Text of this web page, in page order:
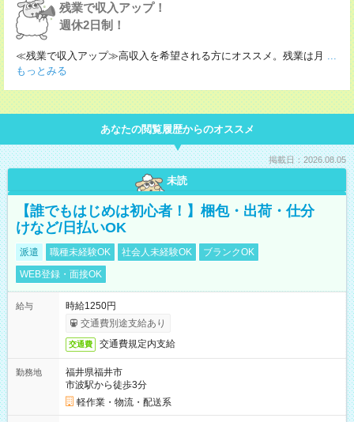
残業で収入アップ！
週休2日制！
≪残業で収入アップ≫高収入を希望される方にオススメ。残業は月 ...
もっとみる
あなたの閲覧履歴からのオススメ
掲載日：2026.08.05
未読
【誰でもはじめは初心者！】梱包・出荷・仕分
けなど/日払いOK
派遣 職種未経験OK 社会人未経験OK
ブランクOK
WEB登録・面接OK
給与
時給1250円
交通費別途支給あり
交通費 交通費規定内支給
勤務地
福井県福井市
市波駅から徒歩3分
軽作業・物流・配送系